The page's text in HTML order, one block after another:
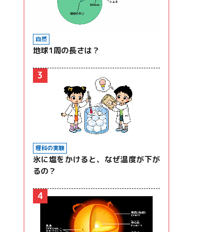
自然
地球1周の長さは？
3
理科の実験
氷に塩をかけると、なぜ温度が下が
るの？
4